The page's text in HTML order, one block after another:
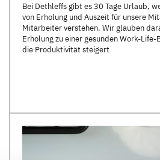
Bei Dethleffs gibt es 30 Tage Urlaub,
von Erholung und Auszeit für unsere
Mitarbeiter verstehen. Wir glauben
Erholung zu einer gesunden Work-
die Produktivität steigert